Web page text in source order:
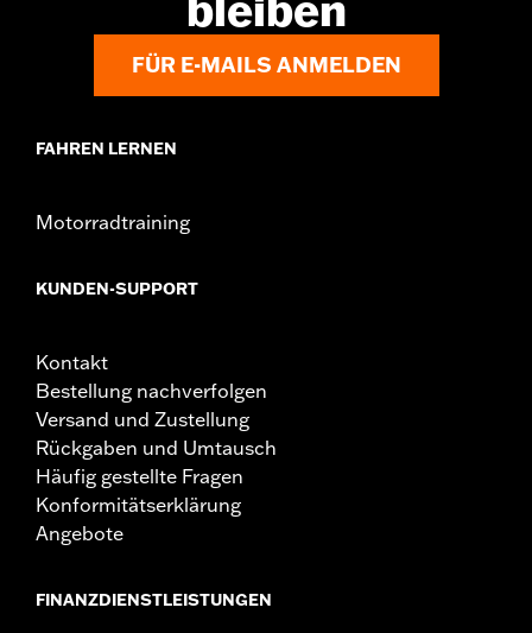
FÜR E-MAILS ANMELDEN
FAHREN LERNEN
Motorradtraining
KUNDEN-SUPPORT
Kontakt
Bestellung nachverfolgen
Versand und Zustellung
Rückgaben und Umtausch
Häufig gestellte Fragen
Konformitätserklärung
Angebote
FINANZDIENSTLEISTUNGEN